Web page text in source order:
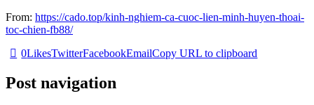
From: https://cado.top/kinh-nghiem-ca-cuoc-lien-minh-huyen-thoai-
toc-chien-fb88/
0LikesTwitterFacebookEmailCopy URL to clipboard
Post navigation